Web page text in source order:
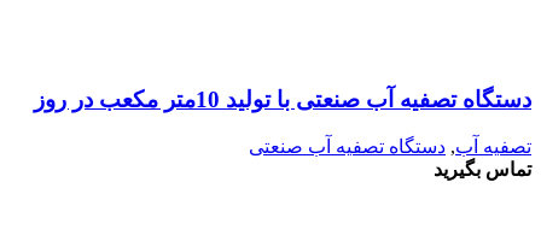
دستگاه تصفیه آب صنعتی با تولید 10متر مکعب در روز
تصفیه آب, دستگاه تصفیه آب صنعتی
تماس بگیرید